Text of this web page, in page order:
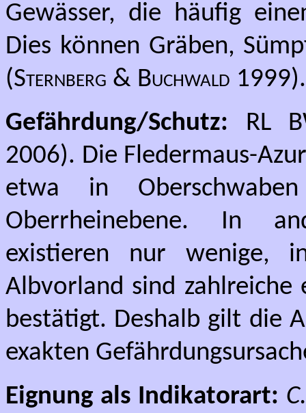
Gewässer, die häufig
Dies können Gräben,
(Sternberg & Buchwald 1999).
Gefährdung/Schutz: RL
2006). Die Fledermaus-
etwa in
Oberrheinebene. In
existieren nur wenige,
Albvorland sind zahlreiche
bestätigt. Deshalb gilt die
exakten
Eignung als Indikatorart: